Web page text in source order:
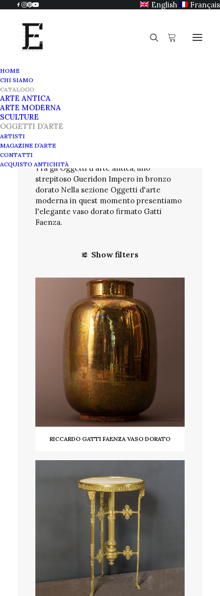
English Français
HOME
CHI SIAMO
CATALOGO
ARTE ANTICA
ARTE MODERNA
SCULTURE
OGGETTI D’ARTE
ARTISTI
MAGAZINE D’ARTE
CONTATTI
ACQUISTO ANTICHITÀ
Catalogo
Tra gli Oggetti d'arte antica, uno
strepitoso Gueridon Impero in bronzo
dorato Nella sezione Oggetti d'arte
moderna in quest momento presentiamo
l'elegante vaso dorato firmato Gatti
Faenza.
Show filters
RICCARDO GATTI FAENZA VASO DORATO